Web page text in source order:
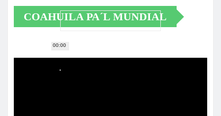
00:00
COAHUILA PA´L MUNDIAL
Reproductor